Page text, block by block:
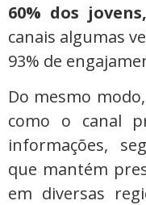
60% dos jovens,
canais algumas
93% de
Do mesmo
como o canal
informações,
que mantém
em diversas